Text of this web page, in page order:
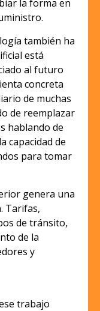
la forma en
también ha
está
al futuro
concreta
de muchas
de reemplazar
hablando de
capacidad de
para tomar
genera una
Tarifas,
de tránsito,
de la
y
trabajo